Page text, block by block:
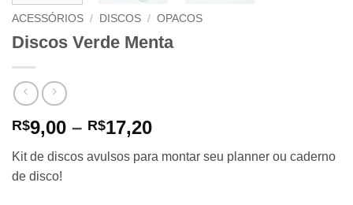
ACESSÓRIOS / DISCOS / OPACOS
Discos Verde Menta
R$9,00 – R$17,20Price
R$9,00
Kit de discos avulsos para montar seu planner ou caderno
de disco!